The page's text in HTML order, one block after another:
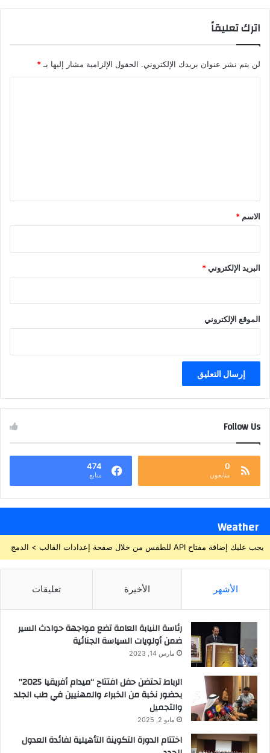
اترك تعليقاً
لن يتم نشر عنوان بريدك الإلكتروني. الحقول الإلزامية مشار إليها بـ *
*
الاسم *
البريد الإلكتروني*
الموقع الإلكتروني
Follow Us
0
متابعون
474
متابع
Weather
يجب عليك إضافة مفتاح API للطقس من خلال صفحة إعدادات القالب > الدمج
الأشهر الأخيرة تعليقات
رئاسة النيابة العامة تضع مواجهة حوادث السير
ضمن أولويات السياسة الجنائية
مارس 14, 2023
الرباط تحتضن حفل افتتاح “ميدام أفريقيا 2025”
بحضور نخبة من الخبراء والمهنيين في طب الجلد
والتجميل
مايو 2, 2025
اختتام الدورة التكوينة التأهيلية لفائدة العدول